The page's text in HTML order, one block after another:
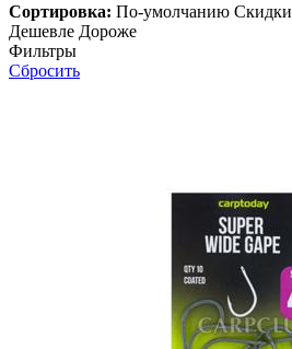
Сортировка: По-умолчанию Скидки
Дешевле Дороже
Фильтры
Сбросить